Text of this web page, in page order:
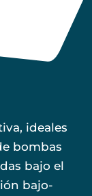
ideales
bombas
bajo el
bajo-